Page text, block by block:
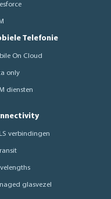
Telefonie
On Cloud
only
diensten
verbindingen
glasvezel